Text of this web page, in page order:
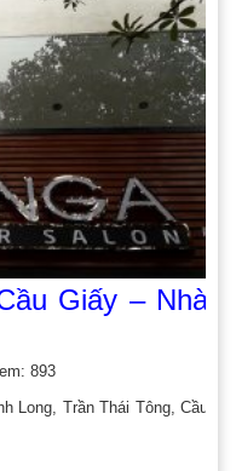
Giấy – Nhà
893
Long, Trần Thái Tông, Cầu